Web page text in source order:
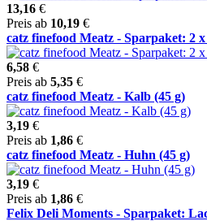
13,16 €
Preis ab 10,19 €
catz finefood Meatz - Sparpaket: 2
6,58 €
Preis ab 5,35 €
catz finefood Meatz - Kalb (45 g)
3,19 €
Preis ab 1,86 €
catz finefood Meatz - Huhn (45 g)
3,19 €
Preis ab 1,86 €
Felix Deli Moments - Sparpaket: